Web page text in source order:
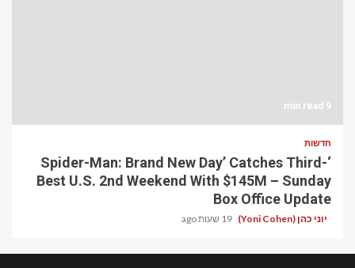
9 min read
חדשות
‘Spider-Man: Brand New Day’ Catches Third-
Best U.S. 2nd Weekend With $145M – Sunday
Box Office Update
יוני כהן (Yoni Cohen) 19 שעות ago